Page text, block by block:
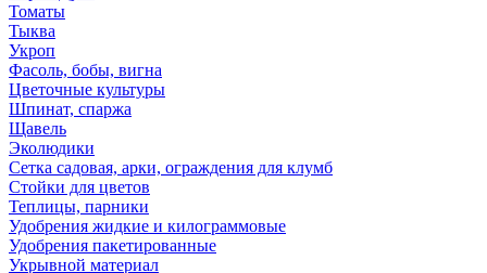
Томаты
Тыква
Укроп
Фасоль, бобы, вигна
Цветочные культуры
Шпинат, спаржа
Щавель
Эколюдики
Сетка садовая, арки, ограждения для клумб
Стойки для цветов
Теплицы, парники
Удобрения жидкие и килограммовые
Удобрения пакетированные
Укрывной материал